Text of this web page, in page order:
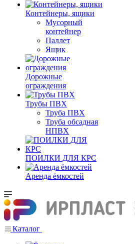
Контейнеры, ящики
Мусорный
контейнер
Паллет
Ящик
Дорожные
ограждения
Трубы ПВХ
Труба ПВХ
Труба обсадная
НПВХ
ПОИЛКИ ДЛЯ КРС
Аренда ёмкостей
Каталог